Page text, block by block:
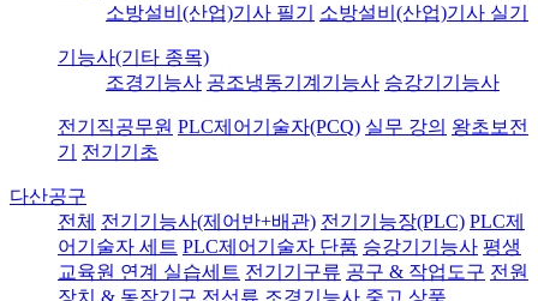
소방설비(산업)기사 필기
소방설비(산업)기사 실기
기능사(기타 종목)
조경기능사 공조냉동기계기능사 승강기기능사
전기직공무원 PLC제어기술자(PCQ) 실무 강의 왕초보전
기
전기기초
다산공구
전체 전기기능사(제어반+배관) 전기기능장(PLC) PLC제
어기술자 세트 PLC제어기술자 단품 승강기기능사 평생
교육원 연계 실습세트 전기기구류 공구 & 작업도구 전원